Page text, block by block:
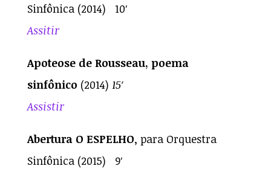
Sinfônica (2014) 10′
Assitir
Apoteose de Rousseau, poema
sinfônico (2014) 15′
Assistir
Abertura O ESPELHO, para Orquestra
Sinfônica (2015) 9′